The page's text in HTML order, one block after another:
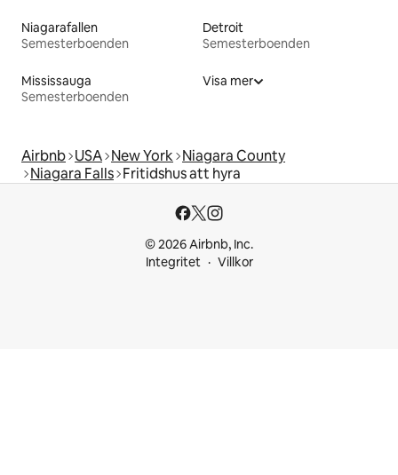
Niagarafallen
Semesterboenden
Detroit
Semesterboenden
Mississauga
Semesterboenden
Visa mer
Airbnb USA New York Niagara County
Niagara Falls Fritidshus att hyra
© 2026 Airbnb, Inc.
Integritet
Villkor